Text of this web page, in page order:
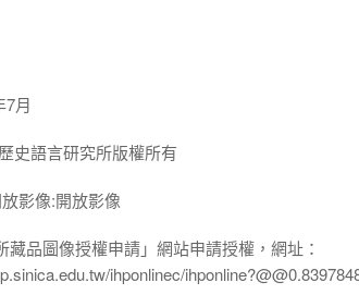
7月
史語言研究所版權所有
影像:開放影像
藏品圖像授權申請」網站申請授權，網址：
ihponlinec/